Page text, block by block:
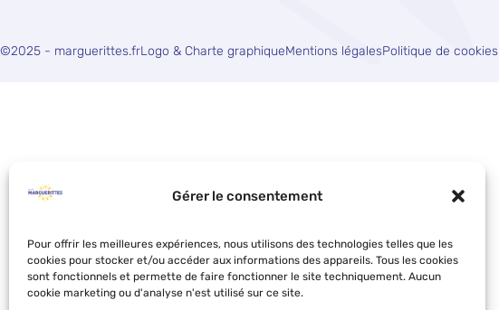
Gérer le consentement
Pour offrir les meilleures expériences, nous utilisons des technologies telles que les
cookies pour stocker et/ou accéder aux informations des appareils. Tous les cookies
sont fonctionnels et permette de faire fonctionner le site techniquement. Aucun
cookie marketing ou d'analyse n'est utilisé sur ce site.
©2025 - marguerittes.frLogo & Charte graphiqueMentions légalesPolitique de cookies